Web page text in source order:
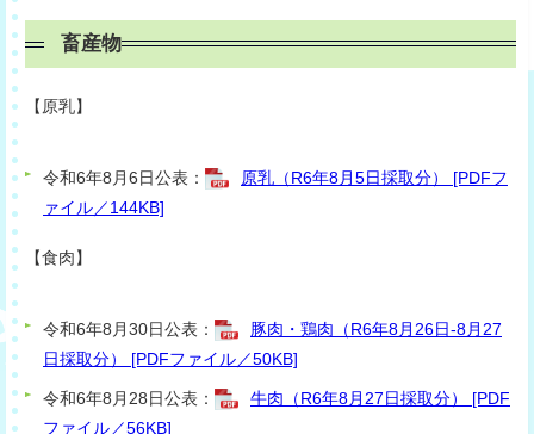
畜産物
【原乳】
令和6年8月6日公表：
原乳（R6年8月5日採取分） [PDFフ
ァイル／144KB]
【食肉】
令和6年8月30日公表：
豚肉・鶏肉（R6年8月26日-8月27
日採取分） [PDFファイル／50KB]
令和6年8月28日公表：
牛肉（R6年8月27日採取分） [PDF
ファイル／56KB]